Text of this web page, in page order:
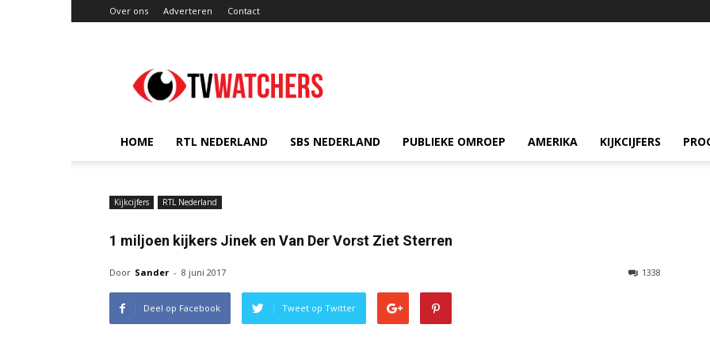
Over ons Adverteren Contact
HOME RTL NEDERLAND SBS NEDERLAND PUBLIEKE OMROEP AMERIKA KIJKCIJFERS
Kijkcijfers RTL Nederland
1 miljoen kijkers Jinek en Van Der Vorst Ziet Sterren
Door Sander - 8 juni 2017 1338
Deel op Facebook Tweet op Twitter